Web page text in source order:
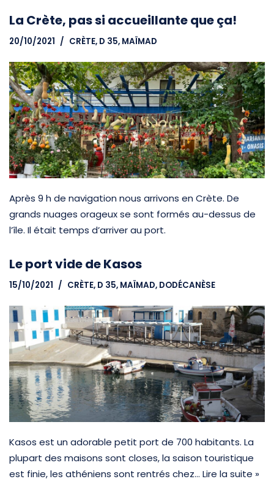
La Crète, pas si accueillante que ça!
20/10/2021 CRÈTE, D 35, MAÏMAD
Après 9 h de navigation nous arrivons en Crète. De
grands nuages orageux se sont formés au-dessus de
l’île. Il était temps d’arriver au port.
Le port vide de Kasos
15/10/2021 CRÈTE, D 35, MAÏMAD, DODÉCANÈSE
Kasos est un adorable petit port de 700 habitants. La
plupart des maisons sont closes, la saison touristique
est finie, les athéniens sont rentrés chez… Lire la suite »